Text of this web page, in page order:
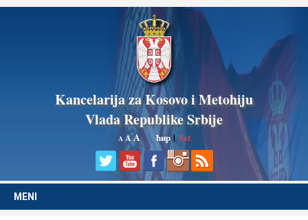
Kancelarija za Kosovo i Metohiju
Vlada Republike Srbije
A AA ћир|lat
MENI